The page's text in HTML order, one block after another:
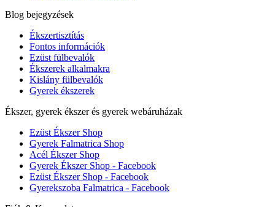
Blog bejegyzések
Ékszertisztítás
Fontos információk
Ezüst fülbevalók
Ékszerek alkalmakra
Kislány fülbevalók
Gyerek ékszerek
Ékszer, gyerek ékszer és gyerek webáruházak
Ezüst Ékszer Shop
Gyerek Falmatrica Shop
Acél Ékszer Shop
Gyerek Ékszer Shop - Facebook
Ezüst Ékszer Shop - Facebook
Gyerekszoba Falmatrica - Facebook